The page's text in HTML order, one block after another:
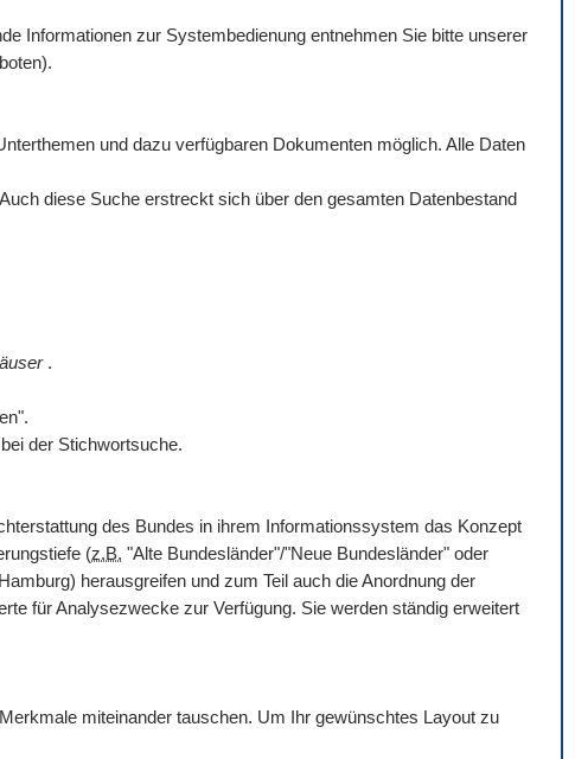
Informationen zur Systembedienung entnehmen Sie bitte unserer
und dazu verfügbaren Dokumenten möglich. Alle Daten
diese Suche erstreckt sich über den gesamten Datenbestand
.
der Stichwortsuche.
des Bundes in ihrem Informationssystem das Konzept
(z.B. "Alte Bundesländer"/"Neue Bundesländer" oder
herausgreifen und zum Teil auch die Anordnung der
für Analysezwecke zur Verfügung. Sie werden ständig erweitert
miteinander tauschen. Um Ihr gewünschtes Layout zu